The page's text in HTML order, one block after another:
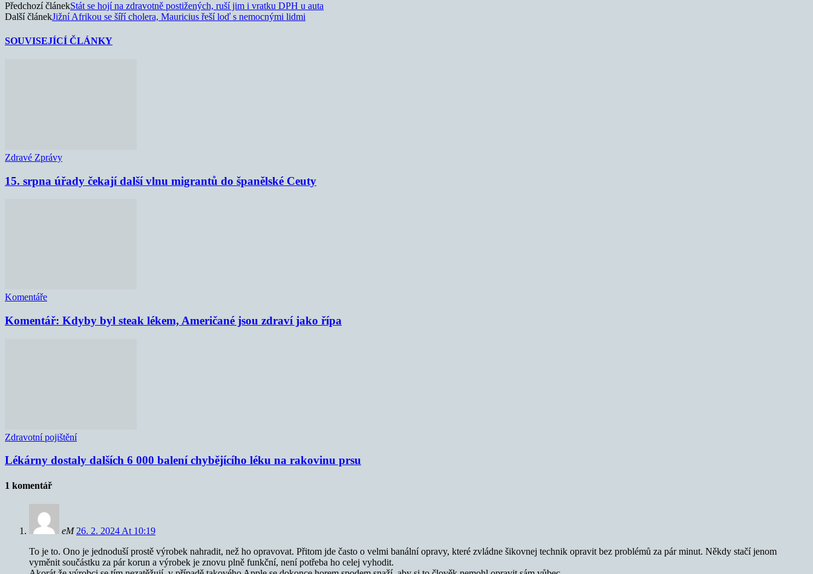
Předchozí článekStát se hojí na zdravotně postižených, ruší jim i vratku DPH u auta
Další článekJižní Afrikou se šíří cholera, Mauricius řeší loď s nemocnými lidmi
SOUVISEJÍCÍ ČLÁNKY
Zdravé Zprávy
15. srpna úřady čekají další vlnu migrantů do španělské Ceuty
Komentáře
Komentář: Kdyby byl steak lékem, Američané jsou zdraví jako řípa
Zdravotní pojištění
Lékárny dostaly dalších 6 000 balení chybějícího léku na rakovinu prsu
1 komentář
eM 26. 2. 2024 At 10:19
To je to. Ono je jednoduší prostě výrobek nahradit, než ho opravovat. Přitom jde často o velmi banální opravy, které zvládne šikovnej technik opravit bez problémů za pár minut. Někdy stačí jenom
vyměnit součástku za pár korun a výrobek je znovu plně funkční, není potřeba ho celej vyhodit.